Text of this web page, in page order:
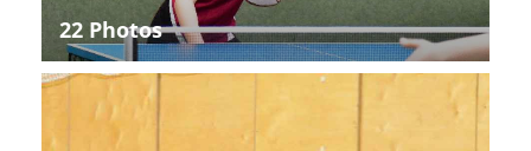
22 Photos